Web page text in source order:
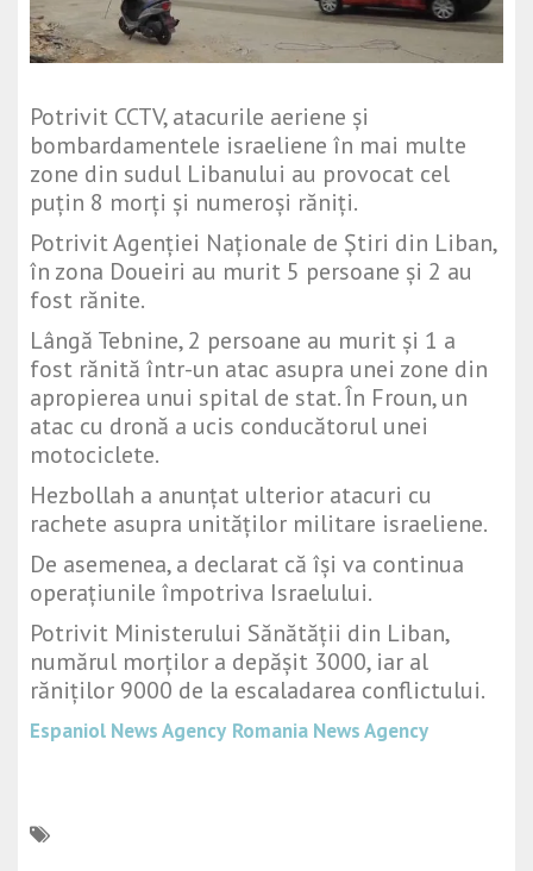
Potrivit CCTV, atacurile aeriene și
bombardamentele israeliene în mai multe
zone din sudul Libanului au provocat cel
puțin 8 morți și numeroși răniți.
Potrivit Agenției Naționale de Știri din Liban,
în zona Doueiri au murit 5 persoane și 2 au
fost rănite.
Lângă Tebnine, 2 persoane au murit și 1 a
fost rănită într-un atac asupra unei zone din
apropierea unui spital de stat. În Froun, un
atac cu dronă a ucis conducătorul unei
motociclete.
Hezbollah a anunțat ulterior atacuri cu
rachete asupra unităților militare israeliene.
De asemenea, a declarat că își va continua
operațiunile împotriva Israelului.
Potrivit Ministerului Sănătății din Liban,
numărul morților a depășit 3000, iar al
răniților 9000 de la escaladarea conflictului.
Espaniol News Agency Romania News Agency